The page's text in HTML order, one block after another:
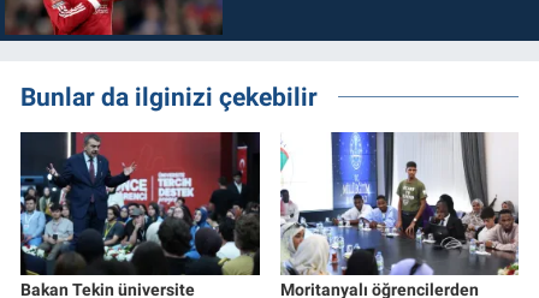
Bunlar da ilginizi çekebilir
Bakan Tekin üniversite Moritanyalı öğrencilerden